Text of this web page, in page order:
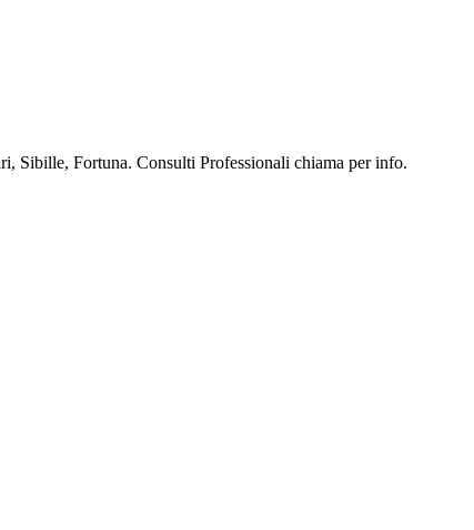
Sibille, Fortuna. Consulti Professionali chiama per info.